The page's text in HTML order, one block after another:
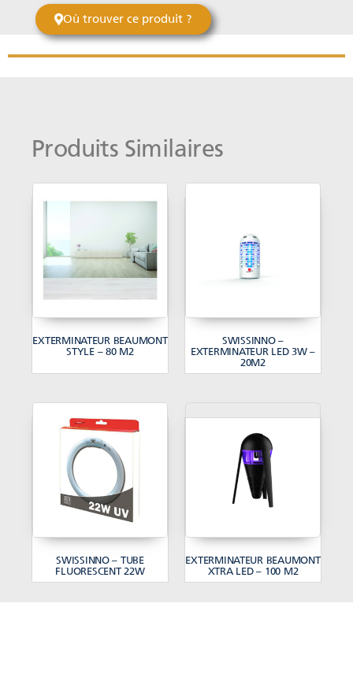
Où trouver ce produit ?
Produits Similaires
EXTERMINATEUR BEAUMONT
STYLE – 80 M2
SWISSINNO –
EXTERMINATEUR LED 3W –
20M2
SWISSINNO – TUBE
FLUORESCENT 22W
EXTERMINATEUR BEAUMONT
XTRA LED – 100 M2